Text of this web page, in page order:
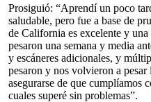
Prosiguió: “Aprendí un poco
saludable, pero fue a base de
de California es excelente y
pesaron una semana y media
y escáneres adicionales, y
pesaron y nos volvieron a pesar
asegurarse de que cumplíamos
cuales superé sin problemas”.